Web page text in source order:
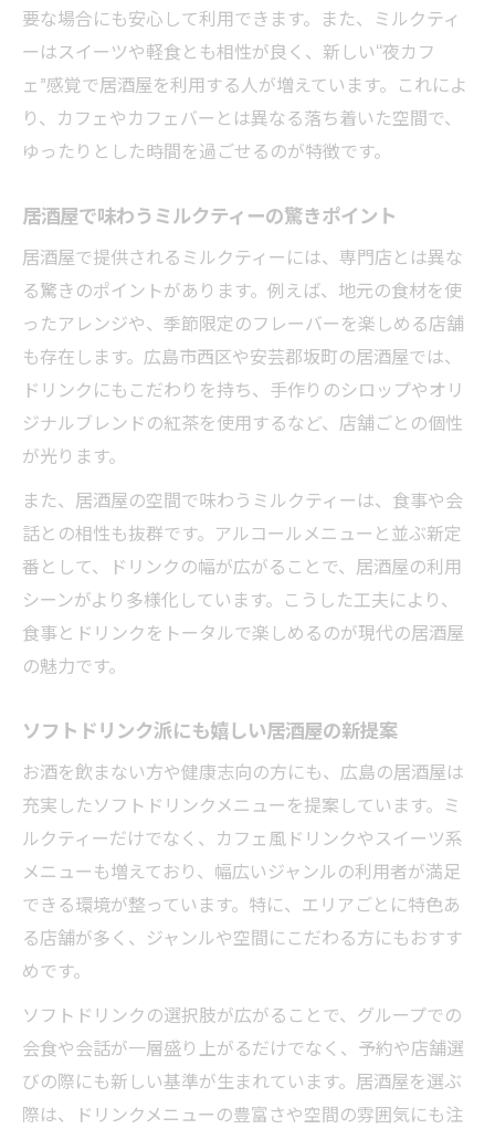
要な場合にも安心して利用できます。また、ミルクティ
ーはスイーツや軽食とも相性が良く、新しい“夜カフ
ェ”感覚で居酒屋を利用する人が増えています。これによ
り、カフェやカフェバーとは異なる落ち着いた空間で、
ゆったりとした時間を過ごせるのが特徴です。
居酒屋で味わうミルクティーの驚きポイント
居酒屋で提供されるミルクティーには、専門店とは異な
る驚きのポイントがあります。例えば、地元の食材を使
ったアレンジや、季節限定のフレーバーを楽しめる店舗
も存在します。広島市西区や安芸郡坂町の居酒屋では、
ドリンクにもこだわりを持ち、手作りのシロップやオリ
ジナルブレンドの紅茶を使用するなど、店舗ごとの個性
が光ります。
また、居酒屋の空間で味わうミルクティーは、食事や会
話との相性も抜群です。アルコールメニューと並ぶ新定
番として、ドリンクの幅が広がることで、居酒屋の利用
シーンがより多様化しています。こうした工夫により、
食事とドリンクをトータルで楽しめるのが現代の居酒屋
の魅力です。
ソフトドリンク派にも嬉しい居酒屋の新提案
お酒を飲まない方や健康志向の方にも、広島の居酒屋は
充実したソフトドリンクメニューを提案しています。ミ
ルクティーだけでなく、カフェ風ドリンクやスイーツ系
メニューも増えており、幅広いジャンルの利用者が満足
できる環境が整っています。特に、エリアごとに特色あ
る店舗が多く、ジャンルや空間にこだわる方にもおすす
めです。
ソフトドリンクの選択肢が広がることで、グループでの
会食や会話が一層盛り上がるだけでなく、予約や店舗選
びの際にも新しい基準が生まれています。居酒屋を選ぶ
際は、ドリンクメニューの豊富さや空間の雰囲気にも注